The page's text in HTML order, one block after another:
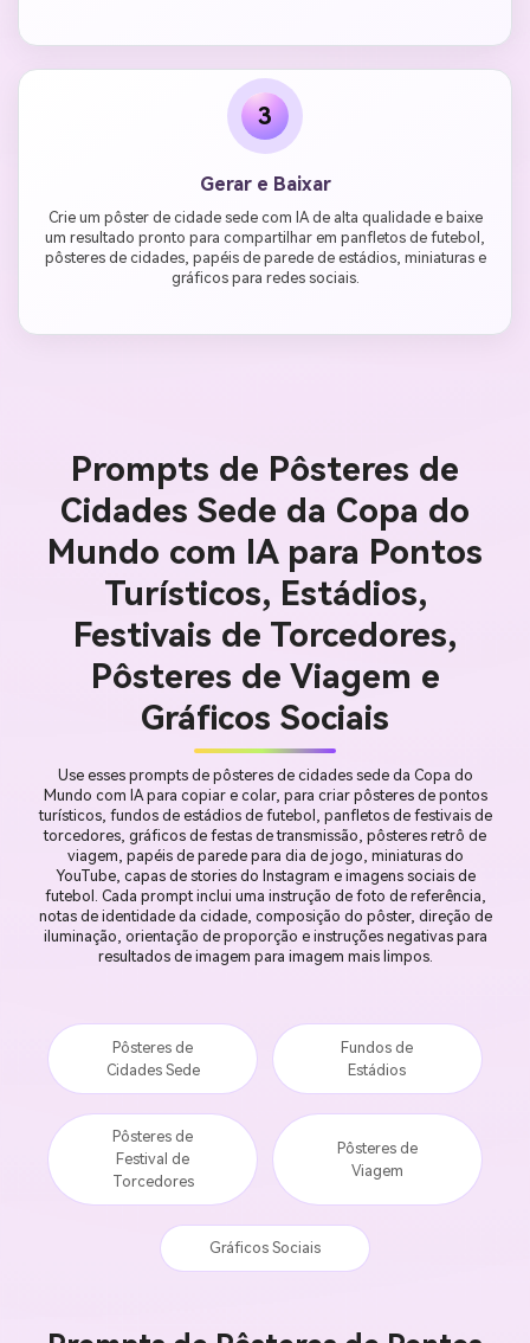
3
Gerar e Baixar
Crie um pôster de cidade sede com IA de alta qualidade e baixe
um resultado pronto para compartilhar em panfletos de futebol,
pôsteres de cidades, papéis de parede de estádios, miniaturas e
gráficos para redes sociais.
Prompts de Pôsteres de
Cidades Sede da Copa do
Mundo com IA para Pontos
Turísticos, Estádios,
Festivais de Torcedores,
Pôsteres de Viagem e
Gráficos Sociais
Use esses prompts de pôsteres de cidades sede da Copa do
Mundo com IA para copiar e colar, para criar pôsteres de pontos
turísticos, fundos de estádios de futebol, panfletos de festivais de
torcedores, gráficos de festas de transmissão, pôsteres retrô de
viagem, papéis de parede para dia de jogo, miniaturas do
YouTube, capas de stories do Instagram e imagens sociais de
futebol. Cada prompt inclui uma instrução de foto de referência,
notas de identidade da cidade, composição do pôster, direção de
iluminação, orientação de proporção e instruções negativas para
resultados de imagem para imagem mais limpos.
Pôsteres de
Cidades Sede
Fundos de
Estádios
Pôsteres de
Festival de
Torcedores
Pôsteres de
Viagem
Gráficos Sociais